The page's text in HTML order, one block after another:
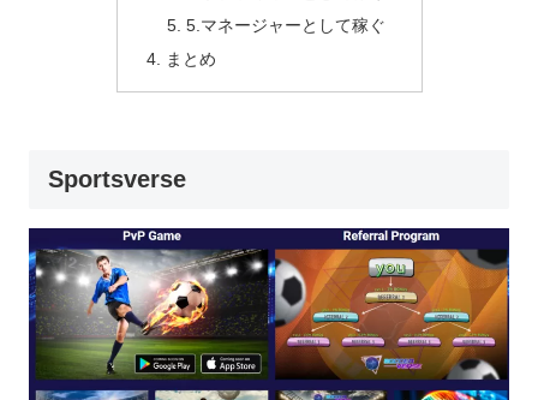
5.マネージャーとして稼ぐ
まとめ
Sportsverse